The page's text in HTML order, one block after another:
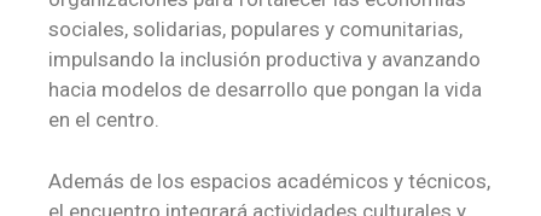
sociales, solidarias, populares y comunitarias,
impulsando la inclusión productiva y avanzando
hacia modelos de desarrollo que pongan la vida
en el centro.
Además de los espacios académicos y técnicos,
el encuentro integrará actividades culturales y